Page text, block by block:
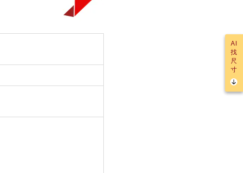
AI
找
尺
寸